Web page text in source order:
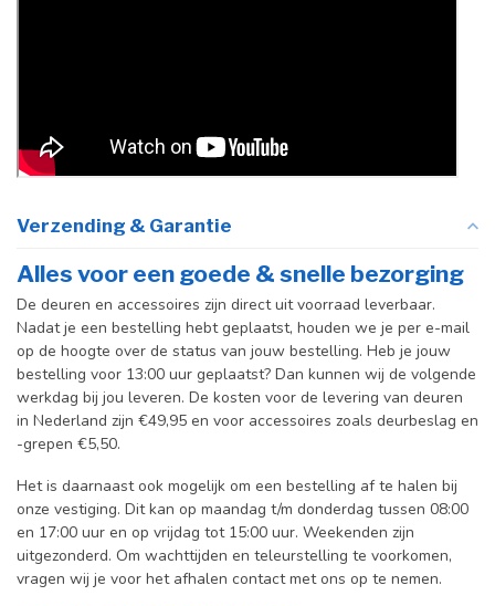
Verzending & Garantie
Alles voor een goede & snelle bezorging
De deuren en accessoires zijn direct uit voorraad leverbaar.
Nadat je een bestelling hebt geplaatst, houden we je per e-mail
op de hoogte over de status van jouw bestelling. Heb je jouw
bestelling voor 13:00 uur geplaatst? Dan kunnen wij de volgende
werkdag bij jou leveren. De kosten voor de levering van deuren
in Nederland zijn €49,95 en voor accessoires zoals deurbeslag en
-grepen €5,50.
Het is daarnaast ook mogelijk om een bestelling af te halen bij
onze vestiging. Dit kan op maandag t/m donderdag tussen 08:00
en 17:00 uur en op vrijdag tot 15:00 uur. Weekenden zijn
uitgezonderd. Om wachttijden en teleurstelling te voorkomen,
vragen wij je voor het afhalen contact met ons op te nemen.